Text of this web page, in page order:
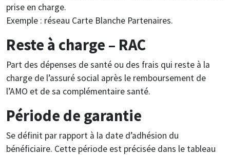
prise en charge.
Exemple : réseau Carte Blanche Partenaires.
Reste à charge – RAC
Part des dépenses de santé ou des frais qui reste à la
charge de l’assuré social après le remboursement de
l’AMO et de sa complémentaire santé.
Période de garantie
Se définit par rapport à la date d’adhésion du
bénéficiaire. Cette période est précisée dans le tableau